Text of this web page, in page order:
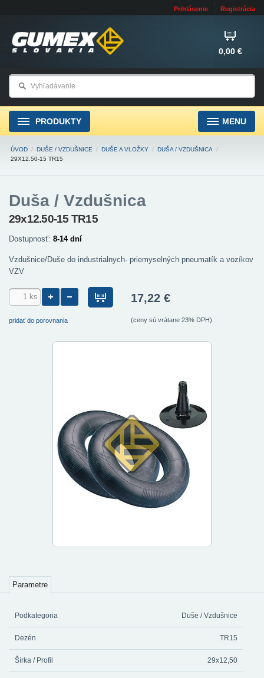
Prihlásenie Registrácia
0,00 €
PRODUKTY MENU
ÚVOD / DUŠE / VZDUŠNICE / DUŠE A VLOŽKY / DUŠA / VZDUŠNICA
/
29X12.50-15 TR15
Duša / Vzdušnica
29x12.50-15 TR15
Dostupnosť: 8-14 dní
Vzdušnice/Duše do industrialnych- priemyselných pneumatík a vozíkov
VZV
pridať do porovnania
17,22 €
(ceny sú vrátane 23% DPH)
Parametre
Podkategoria Duše / Vzdušnice
Dezén TR15
Šírka / Profil 29x12,50